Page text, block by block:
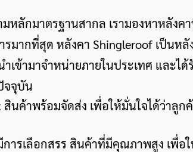
ลักมาตรฐานสากล เรามองหาหลังค
มากที่สุด หลังคา Shingleroof เป็นหลั
เข้ามาจำหน่ายภายในประเทศ และได้
จจุบัน
ค้าพร้อมจัดส่ง เพื่อให้มั่นใจได้ว่าลูก
รเลือกสรร สินค้าที่มีคุณภาพสูง เพื่อ